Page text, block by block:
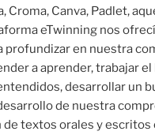
Croma, Canva, Padlet,
eTwinning nos
profundizar en nuestra
a aprender, trabajar el
desarrollar un
de nuestra
de textos orales y escritos